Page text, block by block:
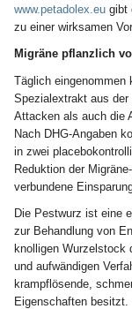
www.petadolex.eu gibt
zu einer wirksamen
Migräne pflanzlich
Täglich eingenommen
Spezialextrakt aus
Attacken als auch die
Nach DHG-Angaben
in zwei
Reduktion der
verbundene
Die Pestwurz ist eine
zur Behandlung von
knolligen Wurzelstock
und aufwändigen
krampflösende,
Eigenschaften besitzt.